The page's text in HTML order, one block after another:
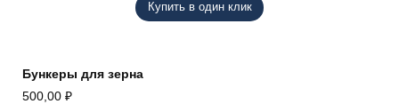
Купить в один клик
Бункеры для зерна
500,00 ₽